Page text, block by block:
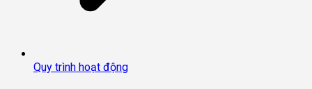
Quy trình hoạt động